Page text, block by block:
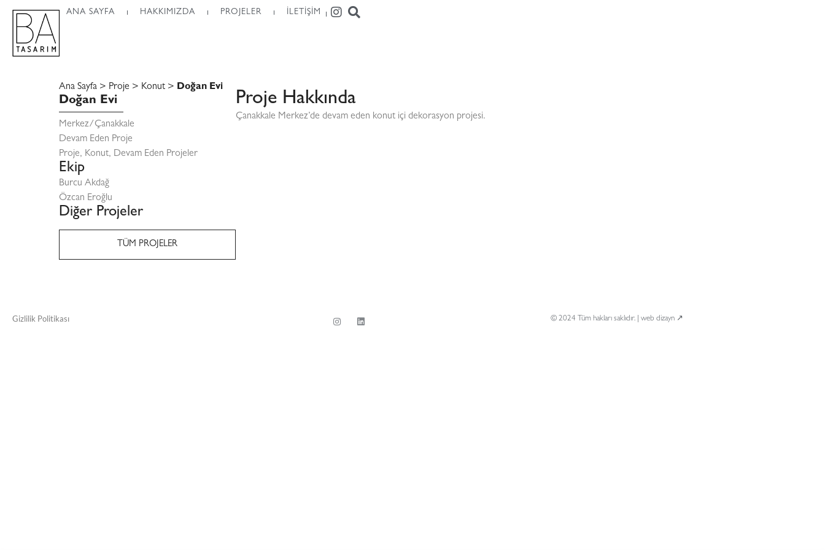
ANA SAYFA HAKKIMIZDA PROJELER İLETIŞIM
Ana Sayfa > Proje > Konut > Doğan Evi
Doğan Evi
Merkez/Çanakkale
Devam Eden Proje
Proje, Konut, Devam Eden Projeler
Ekip
Burcu Akdağ
Özcan Eroğlu
Diğer Projeler
Coffee
Şengül
Hamamı |
Sillage 1437
Port
Hilton Spor
TÜM PROJELER
Proje Hakkında
Çanakkale Merkez’de devam eden konut içi dekorasyon projesi.
Gizlilik Politikası © 2024 Tüm hakları saklıdır. |web dizayn ↗